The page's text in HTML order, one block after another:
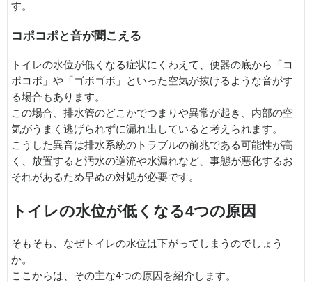
す。
コポコポと音が聞こえる
トイレの水位が低くなる症状にくわえて、便器の底から「コ
ポコポ」や「ゴボゴボ」といった空気が抜けるような音がす
る場合もあります。
この場合、排水管のどこかでつまりや異常が起き、内部の空
気がうまく逃げられずに漏れ出していると考えられます。
こうした異音は排水系統のトラブルの前兆である可能性が高
く、放置すると汚水の逆流や水漏れなど、事態が悪化するお
それがあるため早めの対処が必要です。
トイレの水位が低くなる4つの原因
そもそも、なぜトイレの水位は下がってしまうのでしょう
か。
ここからは、その主な4つの原因を紹介します。